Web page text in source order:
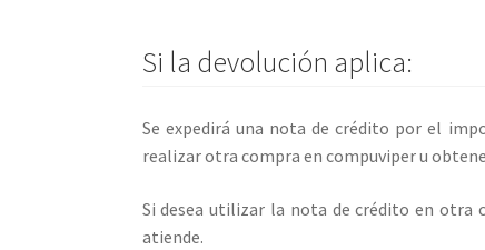
Si la devolución aplica:
Se expedirá una nota de crédito por el
realizar otra compra en compuviper u
Si desea utilizar la nota de crédito en
atiende.